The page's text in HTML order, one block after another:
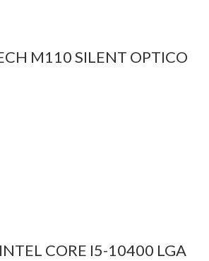
M110 SILENT OPTICO
CORE I5-10400 LGA